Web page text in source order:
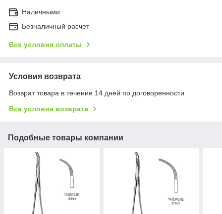
Наличными
Безналичный расчет
Все условия оплаты
Условия возврата
Возврат товара в течение 14 дней по договоренности
Все условия возврата
Подобные товары компании